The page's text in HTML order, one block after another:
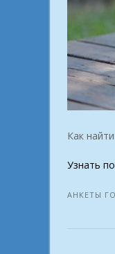
Как
Узнать
АНКЕТЫ